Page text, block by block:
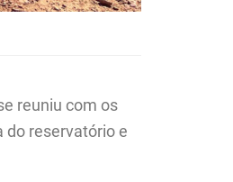
reuniu com os
do reservatório e